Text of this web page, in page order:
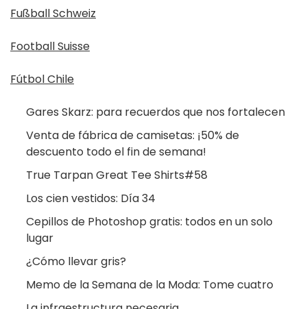
Fußball Schweiz
Football Suisse
Fútbol Chile
Gares Skarz: para recuerdos que nos fortalecen
Venta de fábrica de camisetas: ¡50% de
descuento todo el fin de semana!
True Tarpan Great Tee Shirts#58
Los cien vestidos: Día 34
Cepillos de Photoshop gratis: todos en un solo
lugar
¿Cómo llevar gris?
Memo de la Semana de la Moda: Tome cuatro